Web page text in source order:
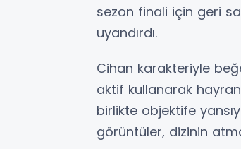
sezon finali için geri
uyandırdı.
Cihan karakteriyle
aktif kullanarak
birlikte objektife
görüntüler, dizinin